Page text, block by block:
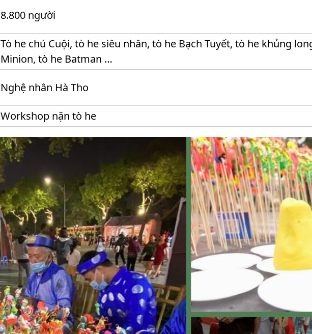
8.800 người
Tò he chú Cuội, tò he siêu nhân, tò he Bạch Tuyết, tò he khủng
Minion, tò he Batman …
Nghệ nhân Hà Tho
Workshop nặn tò he